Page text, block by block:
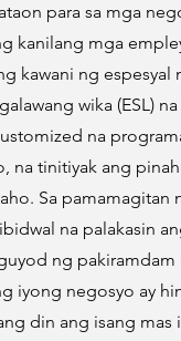
para sa mga
kanilang mga
kawani ng espesyal
wika (ESL)
na
tinitiyak ang
Sa
na palakasin
ng
iyong negosyo ay
din ang isang